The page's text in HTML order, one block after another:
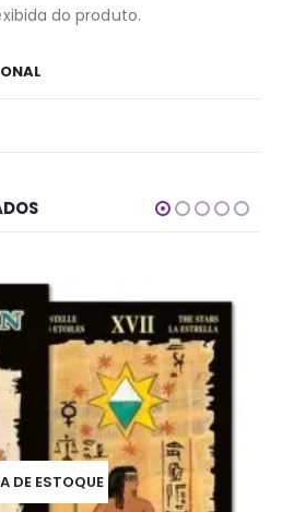
do produto.
DE ESTOQUE